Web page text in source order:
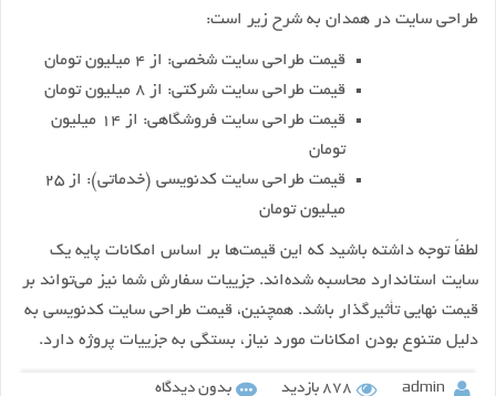
طراحی سایت در همدان به شرح زیر است:
قیمت طراحی سایت شخصی: از ۴ میلیون تومان
قیمت طراحی سایت شرکتی: از ۸ میلیون تومان
قیمت طراحی سایت فروشگاهی: از ۱۴ میلیون
تومان
قیمت طراحی سایت کدنویسی (خدماتی): از ۲۵
میلیون تومان
لطفاً توجه داشته باشید که این قیمت‌ها بر اساس امکانات پایه یک
سایت استاندارد محاسبه شده‌اند. جزییات سفارش شما نیز می‌تواند بر
قیمت نهایی تأثیرگذار باشد. همچنین، قیمت طراحی سایت کدنویسی به
دلیل متنوع بودن امکانات مورد نیاز، بستگی به جزییات پروژه دارد.
admin 878 بازدید بدون دیدگاه